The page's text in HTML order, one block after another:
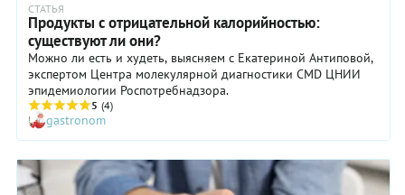
СТАТЬЯ
Продукты с отрицательной калорийностью:
существуют ли они?
Можно ли есть и худеть, выясняем с Екатериной Антиповой,
экспертом Центра молекулярной диагностики CMD ЦНИИ
эпидемиологии Роспотребнадзора.
5 (4)
gastronom